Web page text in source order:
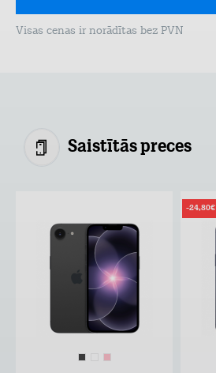
Visas cenas ir norādītas bez PVN
Saistītās preces
-24,80€